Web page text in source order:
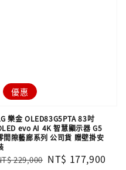
優惠
樂金 OLED83G5PTA 83吋
evo AI 4K 智慧顯示器 G5
間隙藝廊系列 公司貨 贈壁掛安
229,000 Sale
NT$ 177,900